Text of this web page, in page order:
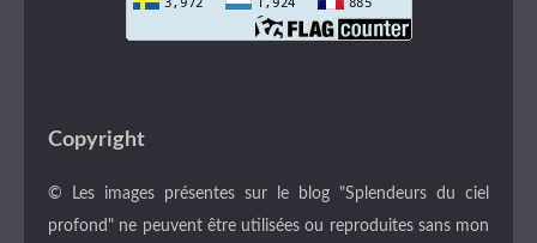
Copyright
© Les images présentes sur le blog "Splendeurs du ciel
profond" ne peuvent être utilisées ou reproduites sans mon